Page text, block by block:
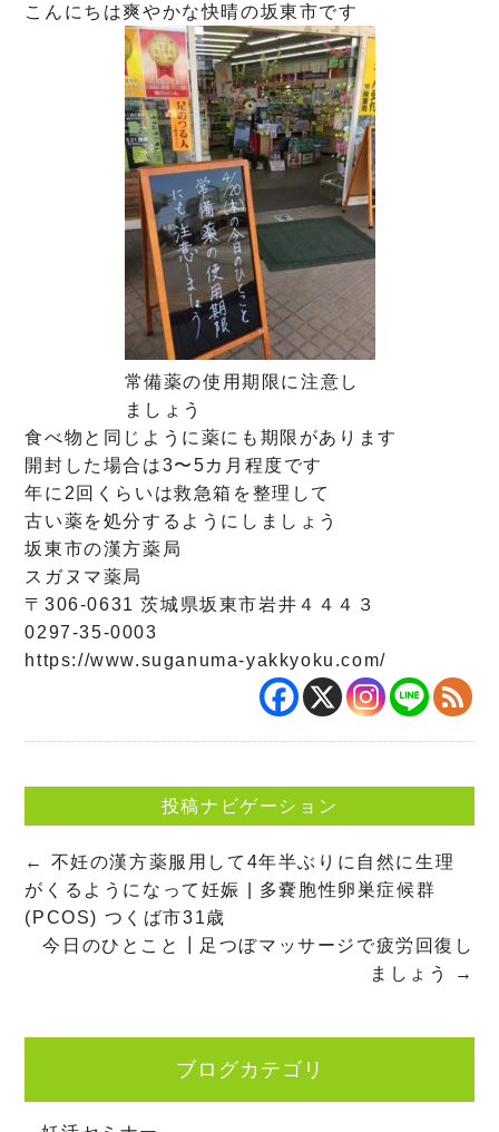
こんにちは爽やかな快晴の坂東市です
常備薬の使用期限に注意し
ましょう
食べ物と同じように薬にも期限があります
開封した場合は3〜5カ月程度です
年に2回くらいは救急箱を整理して
古い薬を処分するようにしましょう
坂東市の漢方薬局
スガヌマ薬局
〒306-0631 茨城県坂東市岩井４４４３
0297-35-0003
https://www.suganuma-yakkyoku.com/
投稿ナビゲーション
←
不妊の漢方薬服用して4年半ぶりに自然に生理
がくるようになって妊娠 | 多嚢胞性卵巣症候群
(PCOS) つくば市31歳
今日のひとこと┃足つぼマッサージで疲労回復し
ましょう
→
ブログカテゴリ